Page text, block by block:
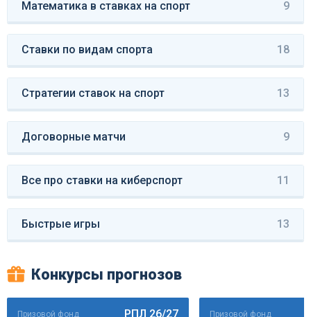
Математика в ставках на спорт 9
Ставки по видам спорта 18
Стратегии ставок на спорт 13
Договорные матчи 9
Все про ставки на киберспорт 11
Быстрые игры 13
Конкурсы прогнозов
Призовой фонд РПЛ 26/27 Призовой фонд